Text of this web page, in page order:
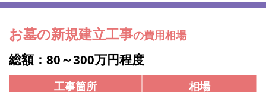
お墓の新規建立工事の費用相場
総額：80～300万円程度
工事箇所
相場